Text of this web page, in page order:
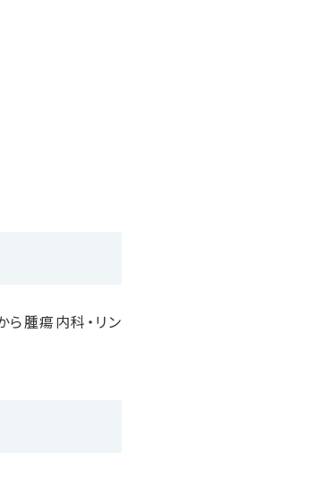
腫瘍内科・リン